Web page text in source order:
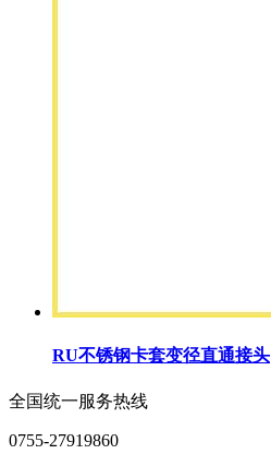
RU不锈钢卡套变径直通接头
全国统一服务热线
0755-27919860